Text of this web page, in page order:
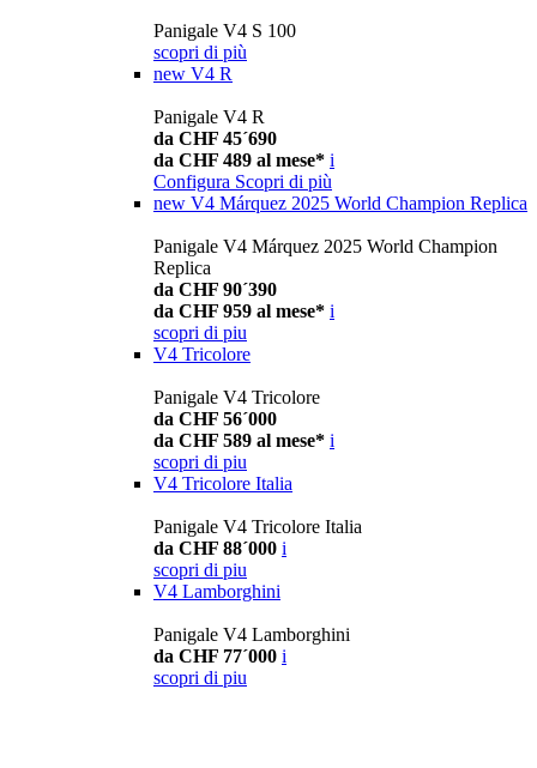
Panigale V4 S 100
scopri di più
new V4 R
Panigale V4 R
da CHF 45´690
da CHF 489 al mese* i
Configura Scopri di più
new V4 Márquez 2025 World Champion Replica
Panigale V4 Márquez 2025 World Champion
Replica
da CHF 90´390
da CHF 959 al mese* i
scopri di piu
V4 Tricolore
Panigale V4 Tricolore
da CHF 56´000
da CHF 589 al mese* i
scopri di piu
V4 Tricolore Italia
Panigale V4 Tricolore Italia
da CHF 88´000 i
scopri di piu
V4 Lamborghini
Panigale V4 Lamborghini
da CHF 77´000 i
scopri di piu